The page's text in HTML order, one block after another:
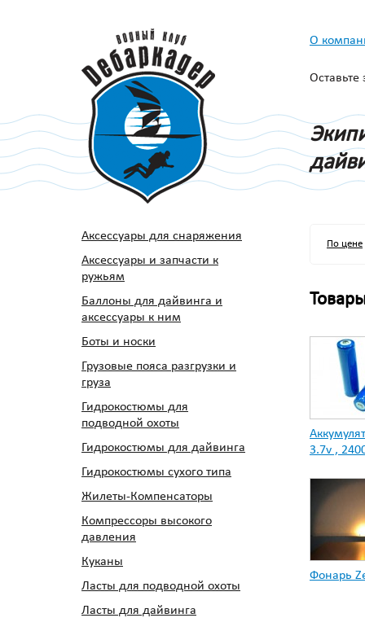
О
Аксессуары для снаряжения
Аксессуары и запчасти к
ружьям
Баллоны для дайвинга и
аксессуары к ним
Боты и носки
Грузовые пояса разгрузки и
груза
Гидрокостюмы для
подводной охоты
Гидрокостюмы для дайвинга
Гидрокостюмы сухого типа
Жилеты-Компенсаторы
Компрессоры высокого
давления
Куканы
Ласты для подводной охоты
Ласты для дайвинга
По цене
3.7v ,
Фонарь